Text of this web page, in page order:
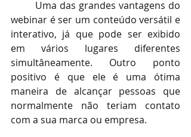
Uma das grandes vantagens do
webinar é ser um conteúdo versátil e
interativo, já que pode ser exibido
em vários lugares diferentes
simultâneamente. Outro ponto
positivo é que ele é uma ótima
maneira de alcançar pessoas que
normalmente não teriam contato
com a sua marca ou empresa.